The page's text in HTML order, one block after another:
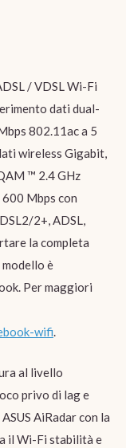
/ VDSL Wi-Fi
dati dual-
802.11ac a 5
wireless Gigabit,
™ 2.4 GHz
Mbps con
2+, ADSL,
la completa
è
Per maggiori
wifi.
al livello
privo di lag e
AiRadar con la
il Wi-Fi stabilità e